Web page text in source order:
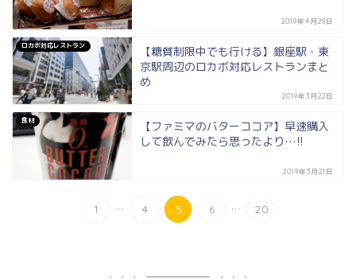
2019年4月28日
ロカボ対応レストラン
【糖質制限中でも行ける】銀座駅・東
京駅周辺のロカボ対応レストランまと
め
2019年3月22日
食材
【ファミマのバターココア】早速購入
して飲んでみたら思ったより…!!
2019年3月21日
1 ... 4 5 6 ... 20